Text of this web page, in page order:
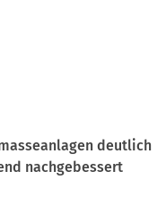
deutlich
nachgebessert